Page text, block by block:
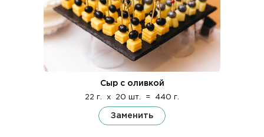
Сыр с оливкой
22 г. x 20 шт. = 440 г.
Заменить